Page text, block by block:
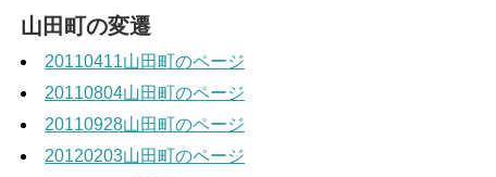
山田町の変遷
20110411山田町のページ
20110804山田町のページ
20110928山田町のページ
20120203山田町のページ